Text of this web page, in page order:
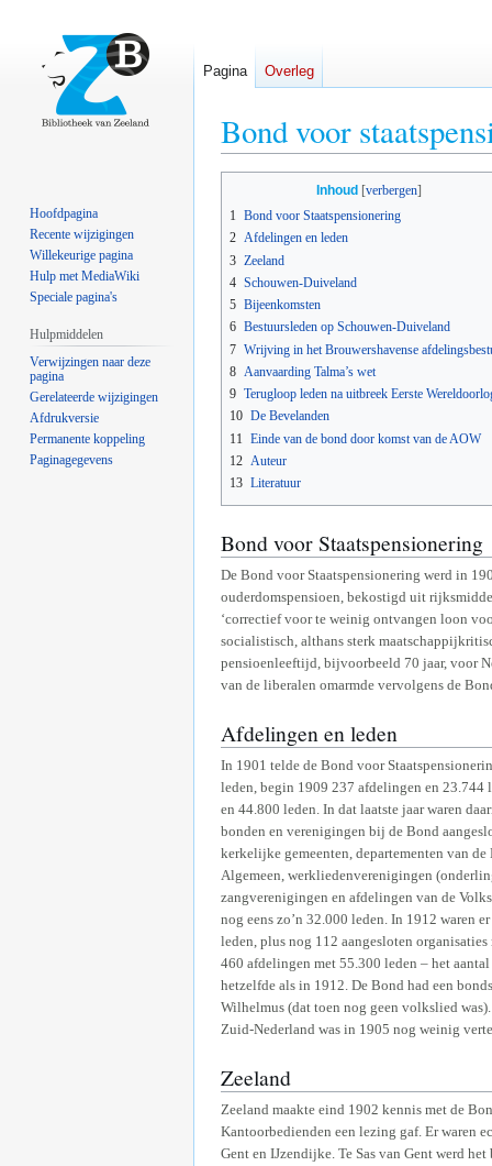
Bond voor
navigatie
springen
zoeken
springen
Inhoud
1 Bond voor Staatspensionering
2 Afdelingen en leden
3 Zeeland
4 Schouwen-Duiveland
5 Bijeenkomsten
6 Bestuursleden op Schouwen-Duiveland
7 Wrijving in het Brouwershavense
8 Aanvaarding Talma’s wet
9 Terugloop leden na uitbreek Eerste
10 De Bevelanden
11
Einde van de bond door komst van de AOW
12 Auteur
13 Literatuur
Bond voor Staatspensionering
De Bond voor Staatspensionering werd in
ouderdomspensioen, bekostigd uit
‘correctief voor te weinig ontvangen loon
socialistisch, althans sterk
pensioenleeftijd, bijvoorbeeld 70 jaar, voor
van de liberalen omarmde vervolgens de
Afdelingen en leden
In 1901 telde de Bond voor
leden, begin 1909 237 afdelingen en 23.744
en 44.800 leden. In dat laatste jaar waren
bonden en verenigingen bij de Bond
kerkelijke gemeenten, departementen van
Algemeen, werkliedenverenigingen
zangverenigingen en afdelingen van de
nog eens zo’n 32.000 leden. In 1912 waren
leden, plus nog 112 aangesloten
460 afdelingen met 55.300 leden – het
hetzelfde als in 1912. De Bond had een
Wilhelmus (dat toen nog geen volkslied
Zuid-Nederland was in 1905 nog weinig
Zeeland
Zeeland maakte eind 1902 kennis met de
Kantoorbedienden een lezing gaf. Er waren
Gent en IJzendijke. Te Sas van Gent werd
Pagina Overleg
Hoofdpagina
Recente wijzigingen
Willekeurige pagina
Hulp met MediaWiki
Speciale pagina's
Hulpmiddelen
Verwijzingen naar deze
pagina
Gerelateerde wijzigingen
Afdrukversie
Permanente koppeling
Paginagegevens